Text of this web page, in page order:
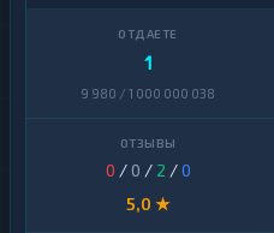
1
9 980 / 1 000 000 038
0 / 0 / 2 /0
5,0 ★